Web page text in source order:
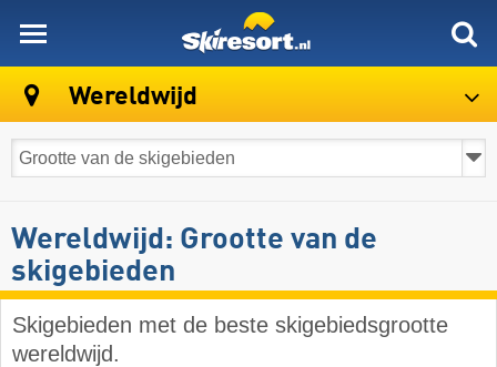
Wereldwijd
Wereldwijd: Grootte van de
skigebieden
Skigebieden met de beste skigebiedsgrootte
wereldwijd.